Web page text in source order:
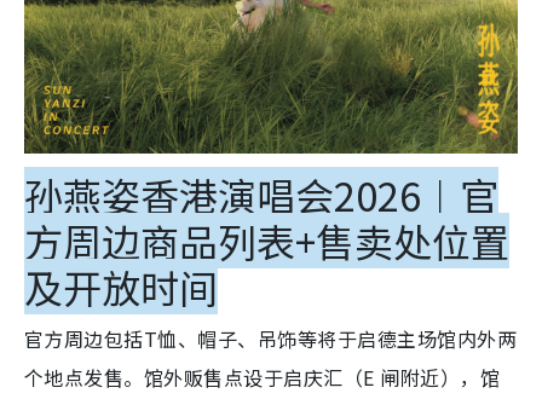
孙燕姿香港演唱会2026︱官
方周边商品列表+售卖处位置
及开放时间
官方周边包括T恤、帽子、吊饰等将于启德主场馆内外两
个地点发售。馆外贩售点设于启庆汇（E 闸附近），馆